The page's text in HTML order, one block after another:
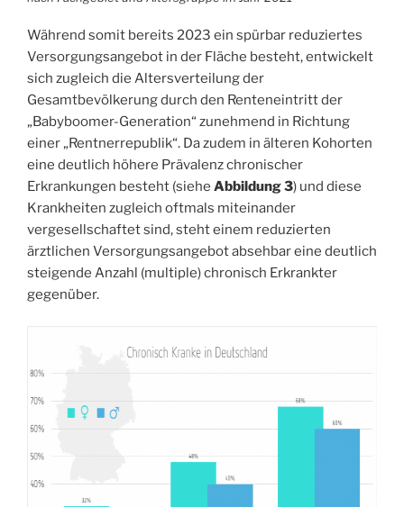
Während somit bereits 2023 ein spürbar reduziertes
Versorgungsangebot in der Fläche besteht, entwickelt
sich zugleich die Altersverteilung der
Gesamtbevölkerung durch den Renteneintritt der
„Babyboomer-Generation“ zunehmend in Richtung
einer „Rentnerrepublik“. Da zudem in älteren Kohorten
eine deutlich höhere Prävalenz chronischer
Erkrankungen besteht (siehe Abbildung 3) und diese
Krankheiten zugleich oftmals miteinander
vergesellschaftet sind, steht einem reduzierten
ärztlichen Versorgungsangebot absehbar eine deutlich
steigende Anzahl (multiple) chronisch Erkrankter
gegenüber.